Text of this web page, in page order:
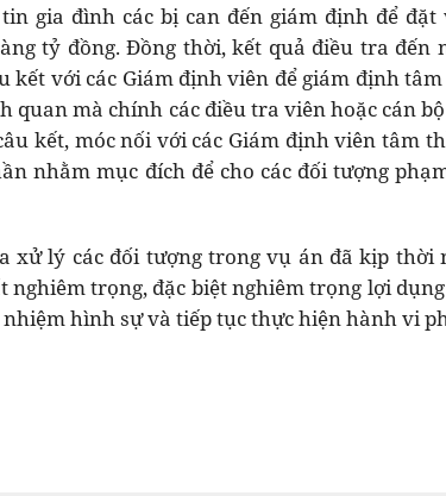
gia đình các bị can đến giám định để đặt
tỷ đồng. Đồng thời, kết quả điều tra đến
kết với các Giám định viên để giám định
quan mà chính các điều tra viên hoặc cán
kết, móc nối với các Giám định viên tâm
nhằm mục đích để cho các đối tượng
xử lý các đối tượng trong vụ án đã kịp thời
nghiêm trọng, đặc biệt nghiêm trọng lợi
hình sự và tiếp tục thực hiện hành vi